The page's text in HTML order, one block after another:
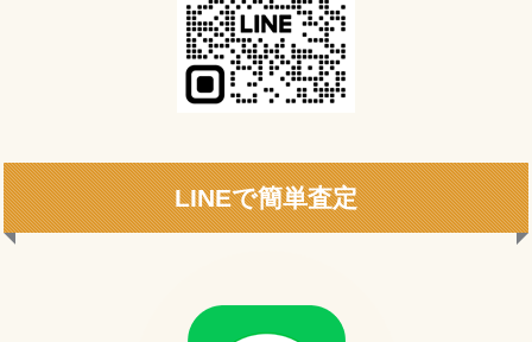
LINEで簡単査定